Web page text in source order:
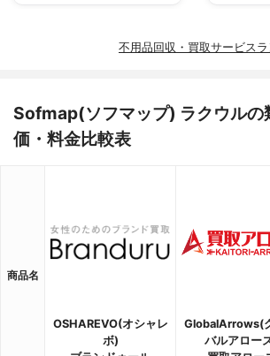
不用品回収・買取サービス
Sofmap(ソフマップ) ラクウルの
価・料金比較表
商品名
OSHAREVO(オシャレ
ボ)
GlobalArrows(
バルアロー